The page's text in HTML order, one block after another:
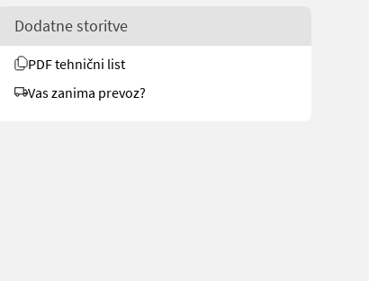
Dodatne storitve
PDF tehnični list
Vas zanima prevoz?